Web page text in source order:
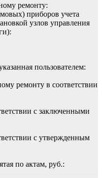
ремонту:
приборов учета
узлов управления
пользователем:
ремонту в соответствии
с заключенными
с утвержденным
по актам, руб.: